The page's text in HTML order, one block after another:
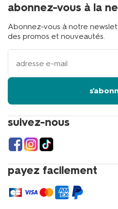
suivez-nous
payez facilement
abonnez-vous à la
Abonnez-vous à notre
des promos et nouveautés.
votre
adresse